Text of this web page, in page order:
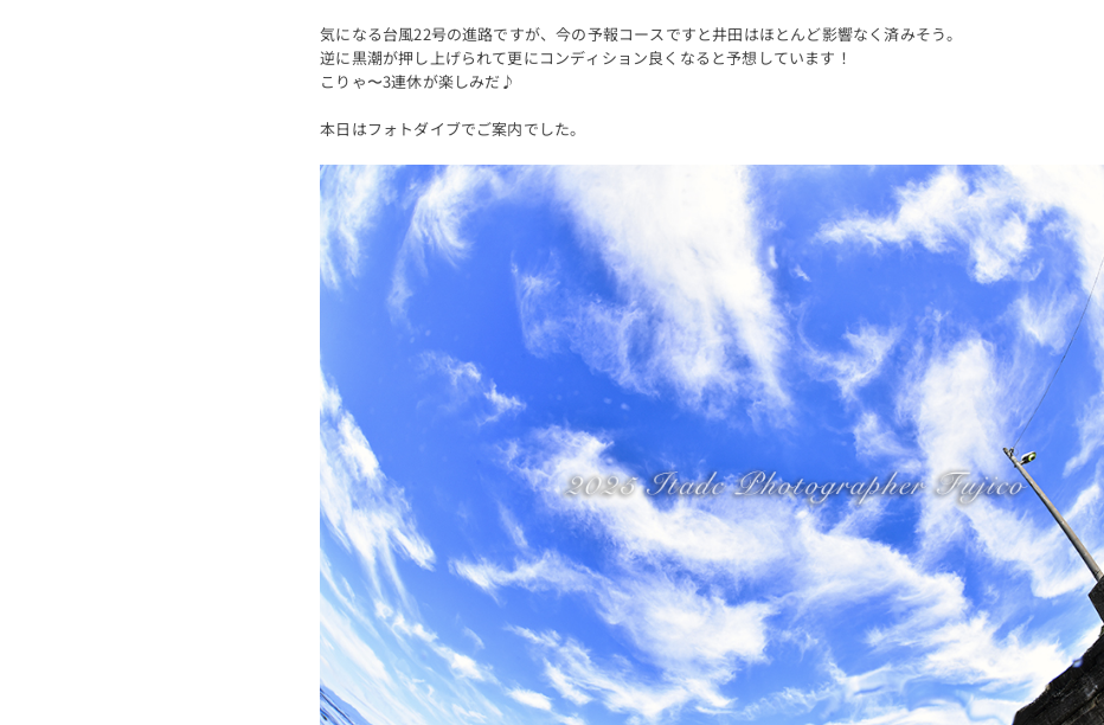
気になる台風22号の進路ですが、今の予報コースですと井田はほとんど影響なく済みそう。
逆に黒潮が押し上げられて更にコンディション良くなると予想しています！
こりゃ〜3連休が楽しみだ♪
本日はフォトダイブでご案内でした。